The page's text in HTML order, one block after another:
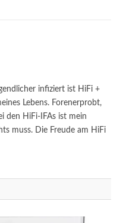
infiziert ist HiFi +
Lebens. Forenerprobt,
den HiFi-IFAs ist mein
muss. Die Freude am HiFi